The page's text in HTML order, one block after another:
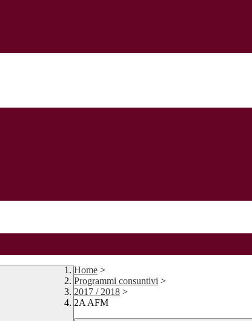
Home >
Programmi consuntivi >
2017 / 2018 >
2A AFM